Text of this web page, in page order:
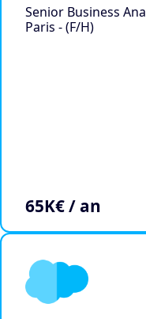
Senior Business
Paris - (F/H)
65K€ / an